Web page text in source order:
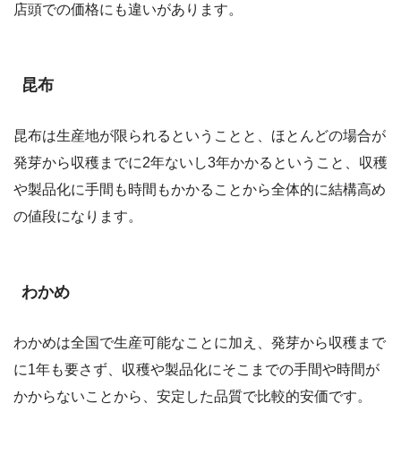
店頭での価格にも違いがあります。
昆布
昆布は生産地が限られるということと、ほとんどの場合が
発芽から収穫までに2年ないし3年かかるということ、収穫
や製品化に手間も時間もかかることから全体的に結構高め
の値段になります。
わかめ
わかめは全国で生産可能なことに加え、発芽から収穫まで
に1年も要さず、収穫や製品化にそこまでの手間や時間が
かからないことから、安定した品質で比較的安価です。